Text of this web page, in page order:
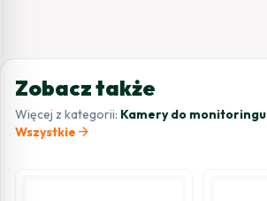
Zobacz także
Więcej z kategorii: Kamery do monitoringu
Wszystkie arrow_forward